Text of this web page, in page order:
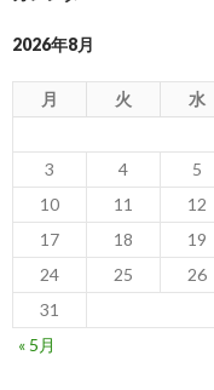
2026年8月
月 火 水
3
4 5
10
11 12
17
18 19
24
25 26
31
« 5月